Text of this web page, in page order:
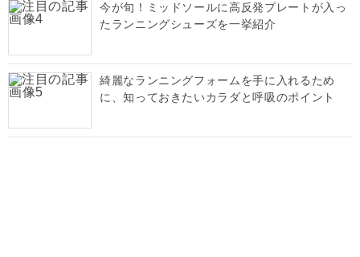
今が旬！ミッドソールに高反発プレートが入っ
たランニングシューズを一挙紹介
綺麗なランニングフォームを手に入れるため
に、知っておきたいカラダと呼吸のポイント